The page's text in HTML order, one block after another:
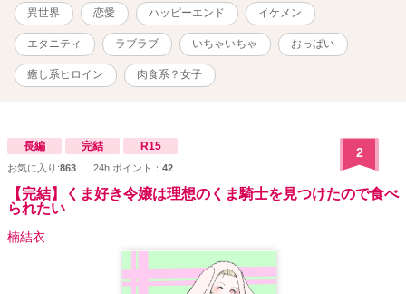
っぱいが、大きかったのです。 「旦那様！今日もいっぱいお疲れ様
です！…元気ないですね？おっぱい揉みますか？」 これは社畜な幸
薄青年が男の理想を詰めに詰めて育てられた美女に癒されながら、
徐々に幸せになっていくちょっとスケベなラブコメ物語である。 ※
本番行為のある話には「*」がついています。 エロ度：★★★☆☆
異世界 恋愛 ハッピーエンド イケメン
エタニティ ラブラブ いちゃいちゃ おっぱい
癒し系ヒロイン 肉食系？女子
長編 完結 R15
お気に入り:863 24h.ポイント： 42
2
【完結】くま好き令嬢は理想のくま騎士を見つけたので食べ
られたい
楠結衣